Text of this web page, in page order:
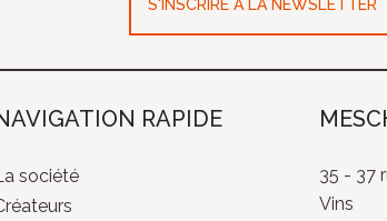
S'INSCRIRE À LA NEWSLETTER
RAPIDE
société
35 - 37
Vins